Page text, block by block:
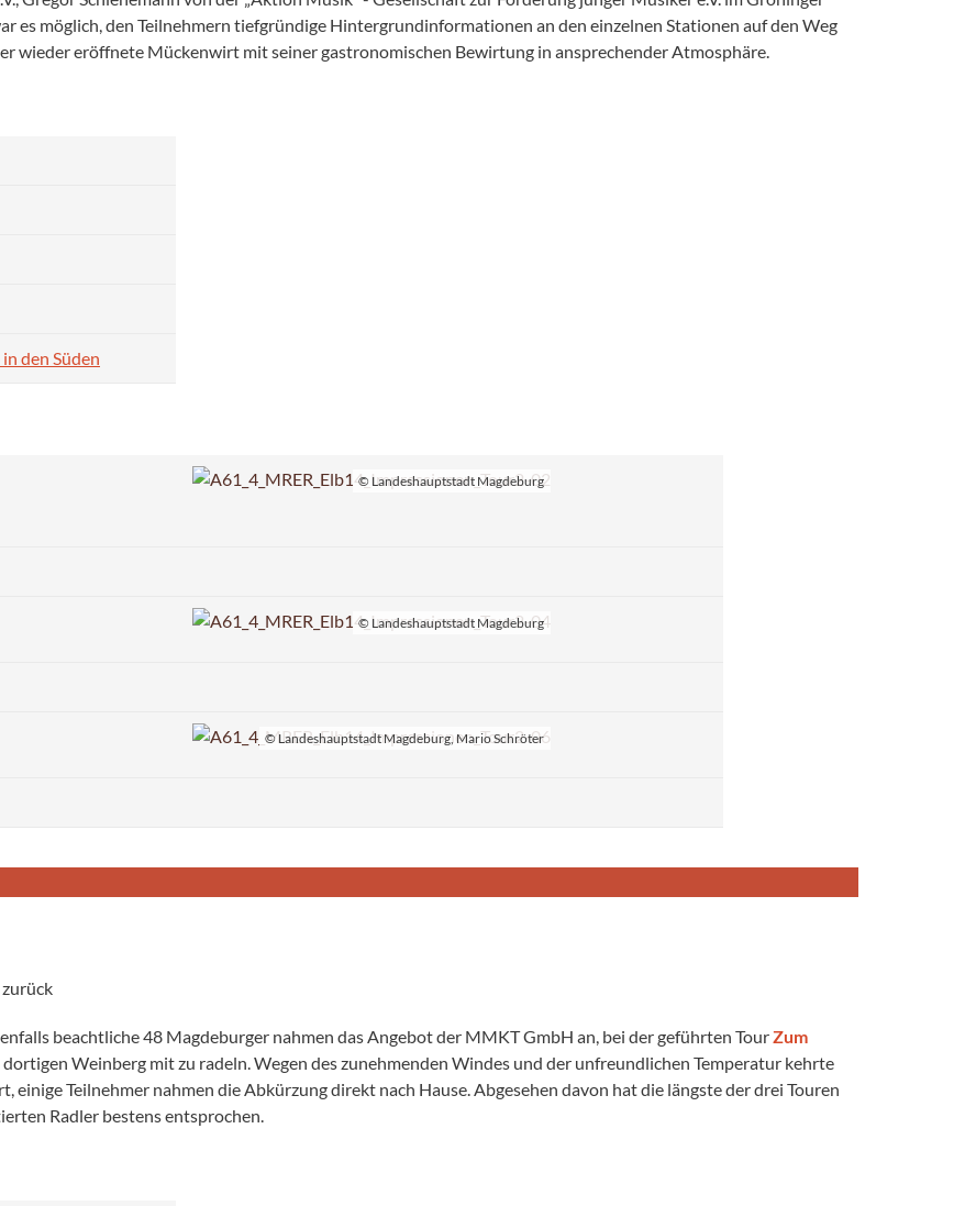
es möglich, den Teilnehmern tief­gründige Hintergrundinformationen an den einzelnen Stationen auf den Weg
wieder eröffnete Mückenwirt mit seiner gastro­nomischen Bewirtung in ansprechender Atmosphäre.
den Süden
© Landeshauptstadt Magdeburg
© Landeshauptstadt Magdeburg
© Landeshauptstadt Magdeburg, Mario Schröter
beachtliche 48 Magde­burger nahmen das Angebot der MMKT GmbH an, bei der geführten TourZum
Weinberg mit zu radeln. Wegen des zunehmenden Windes und der unfreundlichen Temperatur kehrte
einige Teilnehmer nahmen die Abkürzung direkt nach Hause. Abgesehen davon hat die längste der drei Touren
Radler bestens entsprochen.